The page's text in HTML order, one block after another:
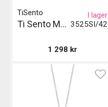
3525SI/42
TiSento
Ti Sento Milano Halsband
I lager
1 298 kr